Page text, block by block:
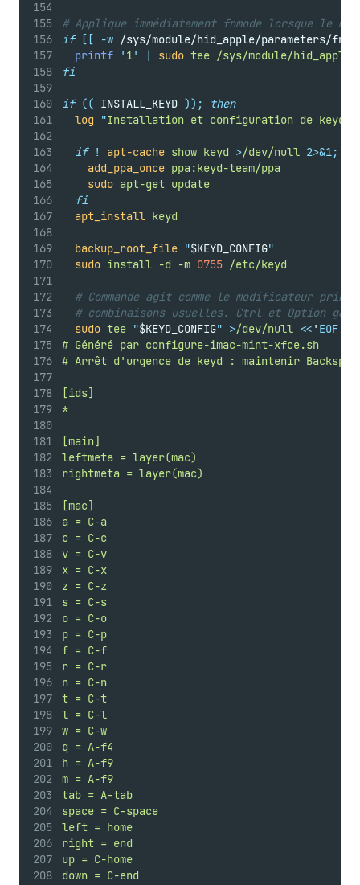
# Applique immédiatement fnmode lorsque le
if
[[ -w /sys/module/hid_apple/parameters/
printf
' 1' sudo tee /sys/module/hid_apple/
fi
if (( INSTALL_KEYD ));
then
log
"Installation et configuration de keyd
if ! apt-cache show keyd >/dev/null 2>&1;
add_ppa_once ppa:keyd-team/ppa
sudo apt-get update
fi
apt_install keyd
backup_root_file "$KEYD_CONFIG"
sudo install -d -m 0755 /etc/keyd
# Commande agit comme le modificateur
# combinaisons usuelles. Ctrl et Option
sudo tee "$KEYD_CONFIG" >/dev/null << ' EOF
# Généré par configure-imac-mint-xfce.sh
# Arrêt d'urgence de keyd : maintenir
[ids]
*
[main]
leftmeta = layer(mac)
rightmeta = layer(mac)
[mac]
a = C-a
c = C-c
v = C-v
x = C-x
z = C-z
s = C-s
o = C-o
p = C-p
f = C-f
r = C-r
n = C-n
t = C-t
l = C-l
w = C-w
q = A-f4
h = A-f9
m = A-f9
tab = A-tab
space = C-space
left = home
right = end
up = C-home
down = C-end